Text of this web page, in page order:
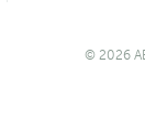
© 2026